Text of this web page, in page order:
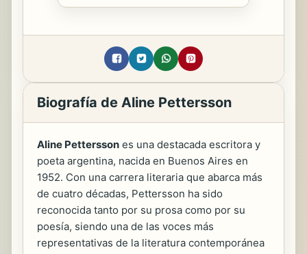
Biografía de Aline Pettersson
Aline Pettersson es una destacada escritora y
poeta argentina, nacida en Buenos Aires en
1952. Con una carrera literaria que abarca más
de cuatro décadas, Pettersson ha sido
reconocida tanto por su prosa como por su
poesía, siendo una de las voces más
representativas de la literatura contemporánea